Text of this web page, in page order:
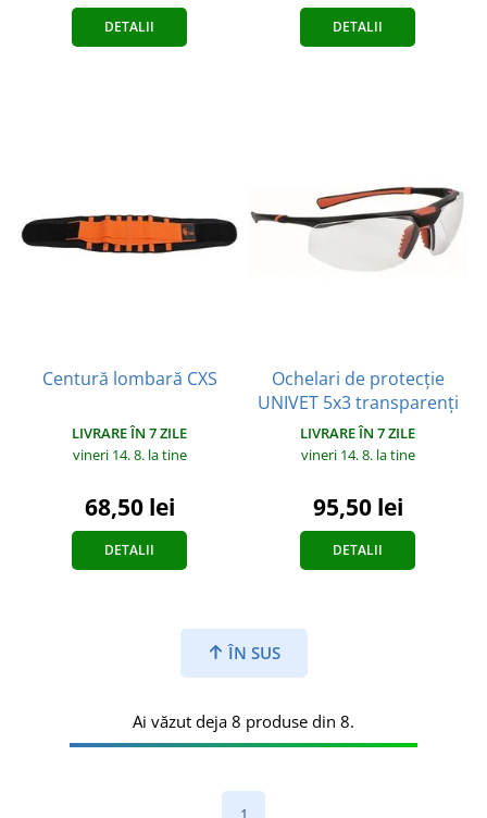
DETALII DETALII
Centură lombară CXS
LIVRARE ÎN 7 ZILE
vineri 14. 8. la tine
68,50 lei
DETALII
Ochelari de protecție
UNIVET 5x3 transparenți
LIVRARE ÎN 7 ZILE
vineri 14. 8. la tine
95,50 lei
DETALII
ÎN SUS
Ai văzut deja 8 produse din 8.
1